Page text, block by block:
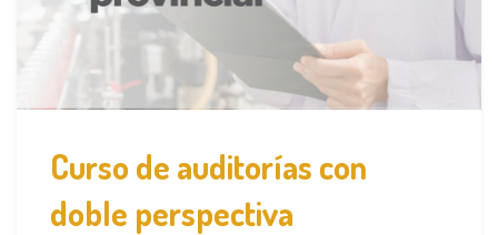
Curso de auditorías con
doble perspectiva